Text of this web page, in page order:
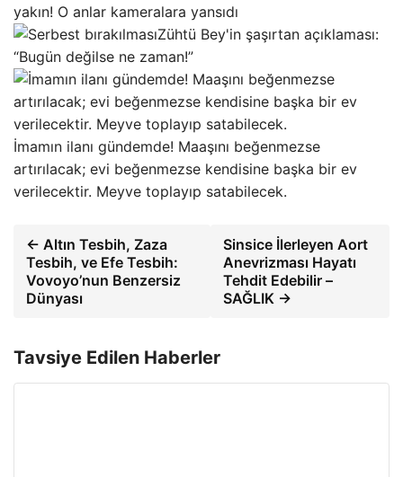
yakın! O anlar kameralara yansıdı
Zühtü Bey'in şaşırtan açıklaması:
“Bugün değilse ne zaman!”
İmamın ilanı gündemde! Maaşını beğenmezse
artırılacak; evi beğenmezse kendisine başka bir ev
verilecektir. Meyve toplayıp satabilecek.
← Altın Tesbih, Zaza
Tesbih, ve Efe Tesbih:
Vovoyo’nun Benzersiz
Dünyası
Sinsice İlerleyen Aort
Anevrizması Hayatı
Tehdit Edebilir –
SAĞLIK →
Tavsiye Edilen Haberler